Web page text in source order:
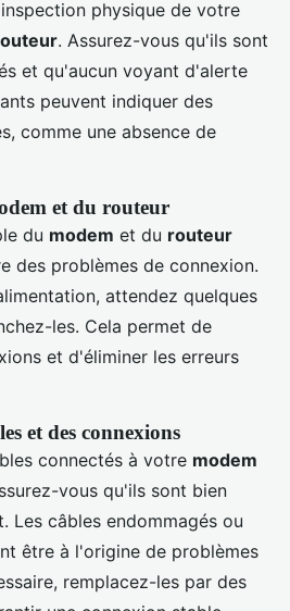
physique de votre
. Assurez-vous qu'ils sont
et qu'aucun voyant d'alerte
peuvent indiquer des
comme une absence de
et du routeur
du modem et du routeur
des problèmes de connexion.
attendez quelques
les. Cela permet de
et d'éliminer les erreurs
et des connexions
connectés à votre modem
vous qu'ils sont bien
Les câbles endommagés ou
être à l'origine de problèmes
remplacez-les par des